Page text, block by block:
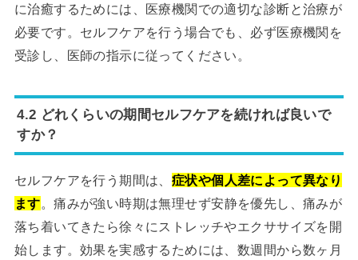
に治癒するためには、医療機関での適切な診断と治療が
必要です。セルフケアを行う場合でも、必ず医療機関を
受診し、医師の指示に従ってください。
4.2 どれくらいの期間セルフケアを続ければ良いで
すか？
セルフケアを行う期間は、 症状や個人差によって異なり
ます。痛みが強い時期は無理せず安静を優先し、痛みが
落ち着いてきたら徐々にストレッチやエクササイズを開
始します。効果を実感するためには、数週間から数ヶ月